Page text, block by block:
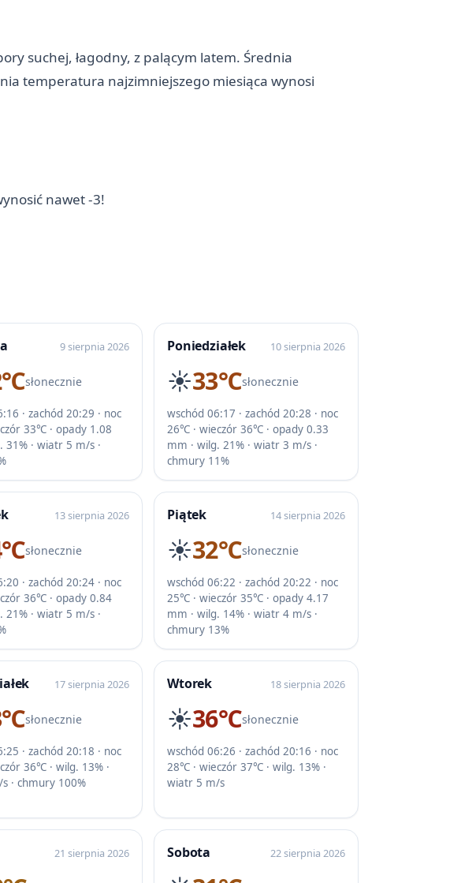
suchej, łagodny, z palącym latem. Średnia
temperatura najzimniejszego miesiąca wynosi
nawet -3!
9 sierpnia 2026
słonecznie
· zachód 20:29 · noc
33℃ · opady 1.08
31% · wiatr 5 m/s ·
Poniedziałek 10 sierpnia 2026
☀️33℃słonecznie
wschód 06:17 · zachód 20:28 · noc
26℃ · wieczór 36℃ · opady 0.33
mm · wilg. 21% · wiatr 3 m/s ·
chmury 11%
13 sierpnia 2026
słonecznie
· zachód 20:24 · noc
36℃ · opady 0.84
21% · wiatr 5 m/s ·
Piątek 14 sierpnia 2026
☀️32℃słonecznie
wschód 06:22 · zachód 20:22 · noc
25℃ · wieczór 35℃ · opady 4.17
mm · wilg. 14% · wiatr 4 m/s ·
chmury 13%
17 sierpnia 2026
słonecznie
· zachód 20:18 · noc
36℃ · wilg. 13% ·
· chmury 100%
Wtorek 18 sierpnia 2026
☀️36℃słonecznie
wschód 06:26 · zachód 20:16 · noc
28℃ · wieczór 37℃ · wilg. 13% ·
wiatr 5 m/s
21 sierpnia 2026 Sobota 22 sierpnia 2026